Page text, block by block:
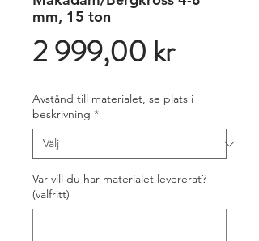
mm, 15 ton
2 999,00 krPris
Avstånd till materialet, se plats i
beskrivning *
Var vill du har materialet levererat?
(valfritt)